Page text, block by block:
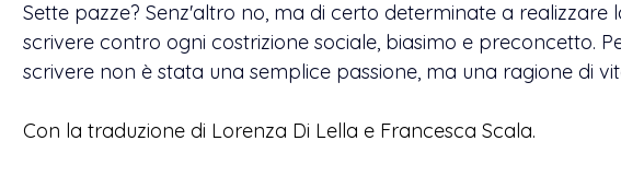
Sette pazze? Senz'altro no, ma di certo determinate a
scrivere contro ogni costrizione sociale, biasimo e preconcetto.
scrivere non è stata una semplice passione, ma una ragione di
Con la traduzione di Lorenza Di Lella e Francesca Scala.